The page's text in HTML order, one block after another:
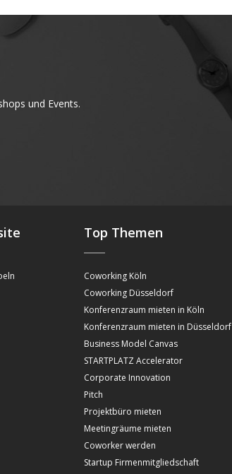
und Events.
Top Themen
Coworking Köln
Coworking Düsseldorf
Konferenzraum mieten in Köln
Konferenzraum mieten in Düsseldorf
Business Model Canvas
STARTPLATZ Accelerator
Corporate Innovation
Pitch
Projektbüro mieten
Meetingräume mieten
Coworker werden
Startup Firmenmitgliedschaft